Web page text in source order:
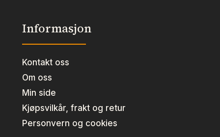
Informasjon
Kontakt oss
Om oss
Min side
Kjøpsvilkår, frakt og retur
Personvern og cookies